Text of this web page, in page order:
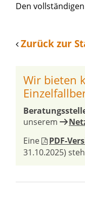
Den
Zurück zur
Wir bieten
unserem
Eine
PDF-
31.10.2025)